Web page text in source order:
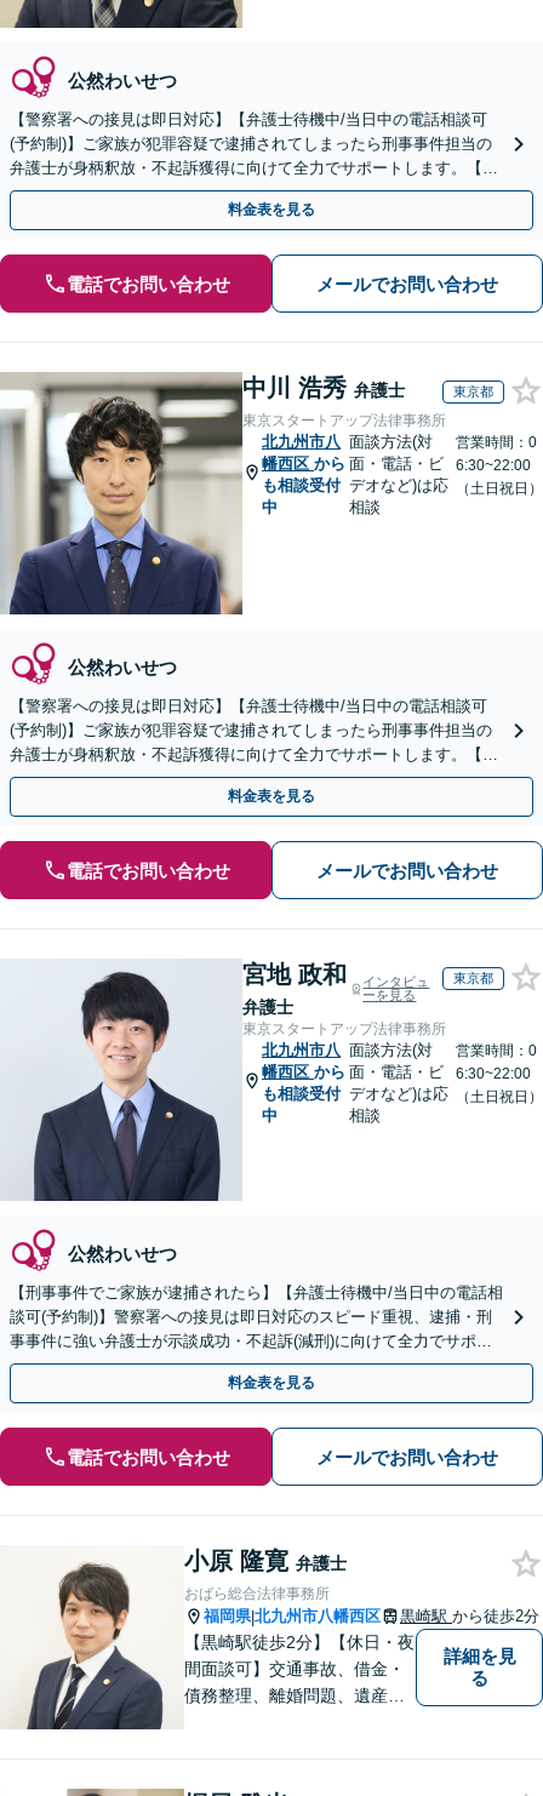
公然わいせつ
【警察署への接見は即日対応】【弁護士待機中/当日中の電話相談可
(予約制)】ご家族が犯罪容疑で逮捕されてしまったら刑事事件担当の
弁護士が身柄釈放・不起訴獲得に向けて全力でサポートします。【毎
月100名以上の相談実績】【全国対応】
料金表を見る
電話でお問い合わせ メールでお問い合わせ
中川 浩秀 弁護士 東京都
東京スタートアップ法律事務所
北九州市八
幡西区 から
も相談受付
中
面談方法(対
面・電話・ビ
デオなど)は応
相談
営業時間：0
6:30~22:00
（土日祝日）
公然わいせつ
【警察署への接見は即日対応】【弁護士待機中/当日中の電話相談可
(予約制)】ご家族が犯罪容疑で逮捕されてしまったら刑事事件担当の
弁護士が身柄釈放・不起訴獲得に向けて全力でサポートします。【毎
月100名以上の相談実績】【全国対応】
料金表を見る
電話でお問い合わせ メールでお問い合わせ
宮地 政和
弁護士
インタビュ
ーを見る
東京都
東京スタートアップ法律事務所
北九州市八
幡西区 から
も相談受付
中
面談方法(対
面・電話・ビ
デオなど)は応
相談
営業時間：0
6:30~22:00
（土日祝日）
公然わいせつ
【刑事事件でご家族が逮捕されたら】【弁護士待機中/当日中の電話相
談可(予約制)】警察署への接見は即日対応のスピード重視、逮捕・刑
事事件に強い弁護士が示談成功・不起訴(減刑)に向けて全力でサポー
トします。【加害者側の相談専門】
料金表を見る
電話でお問い合わせ メールでお問い合わせ
小原 隆寛 弁護士
おばら総合法律事務所
福岡県|北九州市八幡西区 黒崎駅 から徒歩2分
【黒崎駅徒歩2分】【休日・夜
間面談可】交通事故、借金・
債務整理、離婚問題、遺産相
詳細を見
る